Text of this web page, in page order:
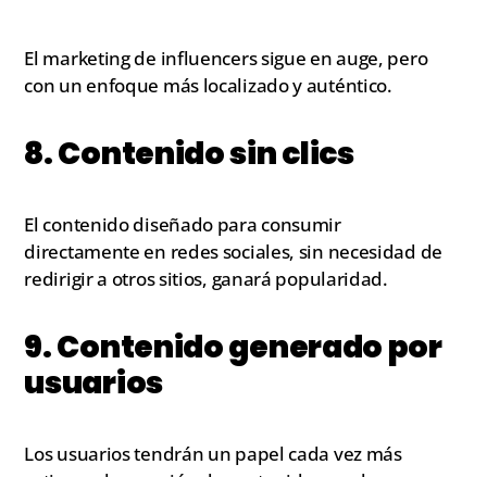
El marketing de influencers sigue en auge, pero
con un enfoque más localizado y auténtico.
8. Contenido sin clics
El contenido diseñado para consumir
directamente en redes sociales, sin necesidad de
redirigir a otros sitios, ganará popularidad.
9. Contenido generado por
usuarios
Los usuarios tendrán un papel cada vez más